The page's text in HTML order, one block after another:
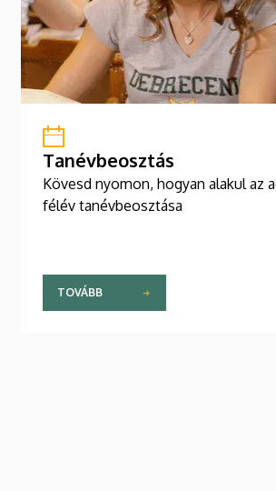
Tanévbeosztás
Kövesd nyomon, hogyan alakul az
félév tanévbeosztása
TOVÁBB